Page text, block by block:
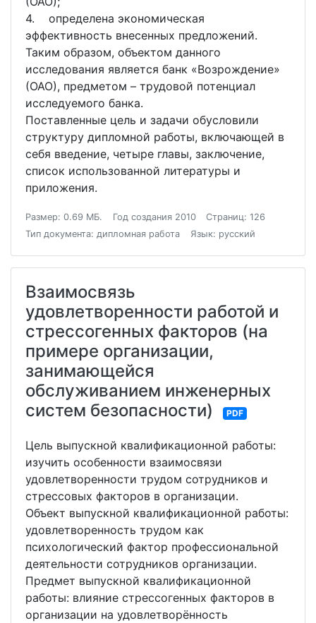
4. определена экономическая
эффективность внесенных предложений.
Таким образом, объектом данного
исследования является банк «Возрождение»
(ОАО), предметом – трудовой потенциал
исследуемого банка.
Поставленные цель и задачи обусловили
структуру дипломной работы, включающей в
себя введение, четыре главы, заключение,
список использованной литературы и
приложения.
Размер: 0.69 МБ. Год создания 2010
Страниц: 126
Тип документа: дипломная работа
Язык: русский
Взаимосвязь
удовлетворенности работой и
стрессогенных факторов (на
примере организации,
занимающейся
обслуживанием инженерных
систем безопасности)
PDF
Цель выпускной квалификационной работы:
изучить особенности взаимосвязи
удовлетворенности трудом сотрудников и
стрессовых факторов в организации.
Объект выпускной квалификационной работы:
удовлетворенность трудом как
психологический фактор профессиональной
деятельности сотрудников организации.
Предмет выпускной квалификационной
работы: влияние стрессогенных факторов в
организации на удовлетворённость